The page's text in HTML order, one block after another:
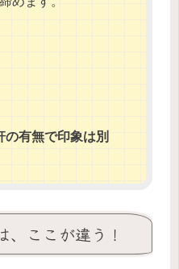
の有無で印象は別
ここが違う！